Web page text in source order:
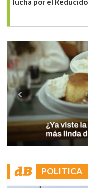
lucha por el Reducido
POLITICA